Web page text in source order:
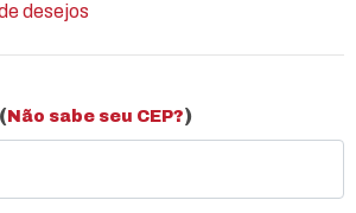
desejos
Não sabe seu CEP?)